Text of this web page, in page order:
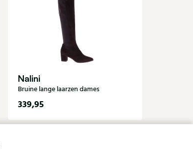
Nalini
Bruine lange laarzen dames
339,95